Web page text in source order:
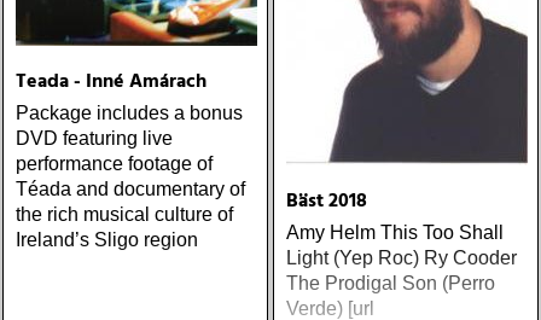
Teada - Inné Amárach
Package includes a bonus
DVD featuring live
performance footage of
Téada and documentary of
the rich musical culture of
Ireland’s Sligo region
Bäst 2018
Amy Helm This Too Shall
Light (Yep Roc) Ry Cooder
The Prodigal Son (Perro
Verde) [url